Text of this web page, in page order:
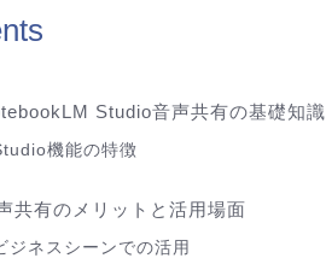
Studio音声共有の基礎知識
機能の特徴
共有のメリットと活用場面
ジネスシーンでの活用